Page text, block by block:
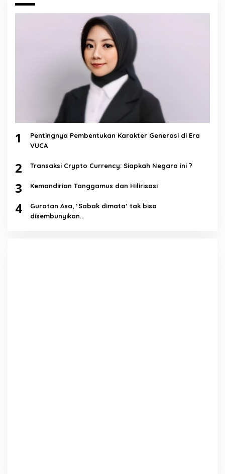
1
Pentingnya Pembentukan Karakter Generasi di Era
VUCA
2 Transaksi Crypto Currency: Siapkah Negara ini ?
3 Kemandirian Tanggamus dan Hilirisasi
4
Guratan Asa, ‘Sabak dimata’ tak bisa
disembunyikan..